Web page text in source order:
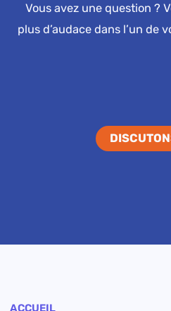
Vous avez une question ?
plus d’audace dans l’un de
ACCUEIL